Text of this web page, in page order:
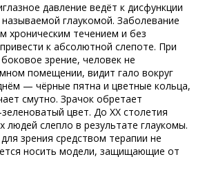
давление ведёт к дисфункции
глаукомой. Заболевание
хроническим течением и без
к абсолютной слепоте. При
зрение, человек не
помещении, видит гало вокруг
— чёрные пятна и цветные кольца,
смутно. Зрачок обретает
цвет. До XX столетия
слепло в результате глаукомы.
зрения средством терапии не
носить модели, защищающие от